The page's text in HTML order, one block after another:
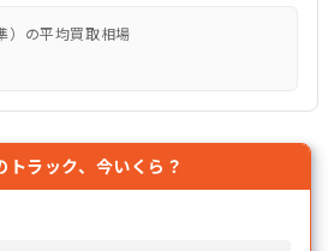
）の平均買取相場
トラック、今いくら？